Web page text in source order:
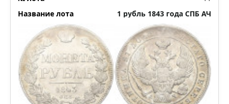
1 рубль 1843 года СПБ АЧ